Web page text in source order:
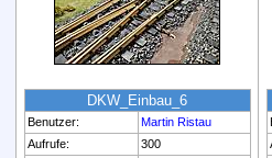
DKW_Einbau_6
Benutzer:
Martin Ristau
Aufrufe:
300